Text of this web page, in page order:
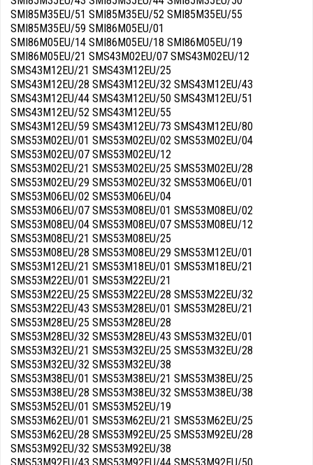
SMI85M35EU/51 SMI85M35EU/52 SMI85M35EU/55
SMI85M35EU/59 SMI86M05EU/01
SMI86M05EU/14 SMI86M05EU/18 SMI86M05EU/19
SMI86M05EU/21 SMS43M02EU/07 SMS43M02EU/12
SMS43M12EU/21 SMS43M12EU/25
SMS43M12EU/28 SMS43M12EU/32 SMS43M12EU/43
SMS43M12EU/44 SMS43M12EU/50 SMS43M12EU/51
SMS43M12EU/52 SMS43M12EU/55
SMS43M12EU/59 SMS43M12EU/73 SMS43M12EU/80
SMS53M02EU/01 SMS53M02EU/02 SMS53M02EU/04
SMS53M02EU/07 SMS53M02EU/12
SMS53M02EU/21 SMS53M02EU/25 SMS53M02EU/28
SMS53M02EU/29 SMS53M02EU/32 SMS53M06EU/01
SMS53M06EU/02 SMS53M06EU/04
SMS53M06EU/07 SMS53M08EU/01 SMS53M08EU/02
SMS53M08EU/04 SMS53M08EU/07 SMS53M08EU/12
SMS53M08EU/21 SMS53M08EU/25
SMS53M08EU/28 SMS53M08EU/29 SMS53M12EU/01
SMS53M12EU/21 SMS53M18EU/01 SMS53M18EU/21
SMS53M22EU/01 SMS53M22EU/21
SMS53M22EU/25 SMS53M22EU/28 SMS53M22EU/32
SMS53M22EU/43 SMS53M28EU/01 SMS53M28EU/21
SMS53M28EU/25 SMS53M28EU/28
SMS53M28EU/32 SMS53M28EU/43 SMS53M32EU/01
SMS53M32EU/21 SMS53M32EU/25 SMS53M32EU/28
SMS53M32EU/32 SMS53M32EU/38
SMS53M38EU/01 SMS53M38EU/21 SMS53M38EU/25
SMS53M38EU/28 SMS53M38EU/32 SMS53M38EU/38
SMS53M52EU/01 SMS53M52EU/19
SMS53M62EU/01 SMS53M62EU/21 SMS53M62EU/25
SMS53M62EU/28 SMS53M92EU/25 SMS53M92EU/28
SMS53M92EU/32 SMS53M92EU/38
SMS53M92EU/43 SMS53M92EU/44 SMS53M92EU/50